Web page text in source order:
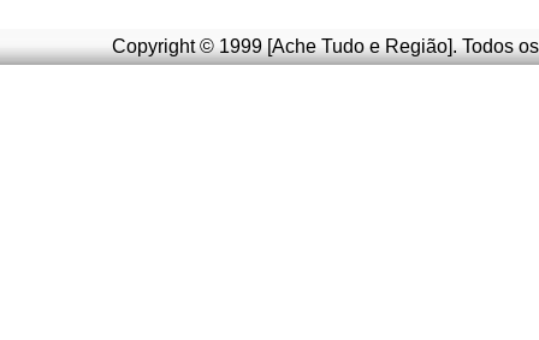
Copyright © 1999 [Ache Tudo e Região]. Todos